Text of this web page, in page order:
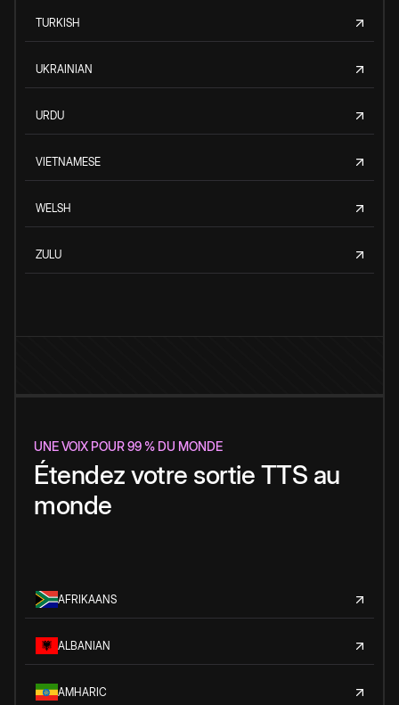
TURKISH
UKRAINIAN
URDU
VIETNAMESE
WELSH
ZULU
UNE VOIX POUR 99 % DU MONDE
Étendez votre sortie TTS au
monde
AFRIKAANS
ALBANIAN
AMHARIC